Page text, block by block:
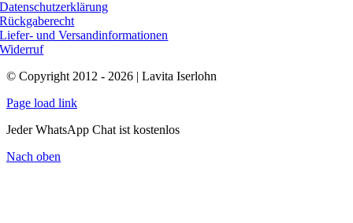
Datenschutzerklärung
Rückgaberecht
Liefer- und Versandinformationen
Widerruf
© Copyright 2012 - 2026 | Lavita Iserlohn
Page load link
Jeder WhatsApp Chat ist kostenlos
Nach oben